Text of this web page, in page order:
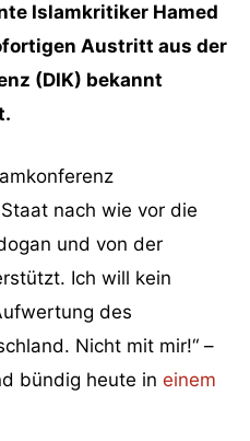
Islamkritiker Hamed
Austritt aus der
(DIK) bekannt
nach wie vor die
und von der
Ich will kein
des
Nicht mit mir!“ –
bündig heute in einem